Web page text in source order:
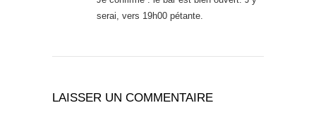
serai, vers 19h00 pétante.
LAISSER UN COMMENTAIRE